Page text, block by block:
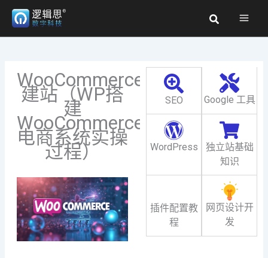
内
搜
WooCommerce
建站（WP搭
建
WooCommerce
电商系统实操
过程）
SEO Google 工具
WordPress
独立站基础
知识
插件配置教
程
网页设计开
发